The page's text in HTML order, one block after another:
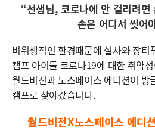
“선생님, 코로나에 안 걸리려
손은 어디서 씻어
비위생적인 환경때문에 설사와 장티
캠프 아이들 코로나19에 대한 취약
월드비전과 노스페이스 에디션이 방
캠프로 찾아갔습니다.
월드비전X노스페이스 에디